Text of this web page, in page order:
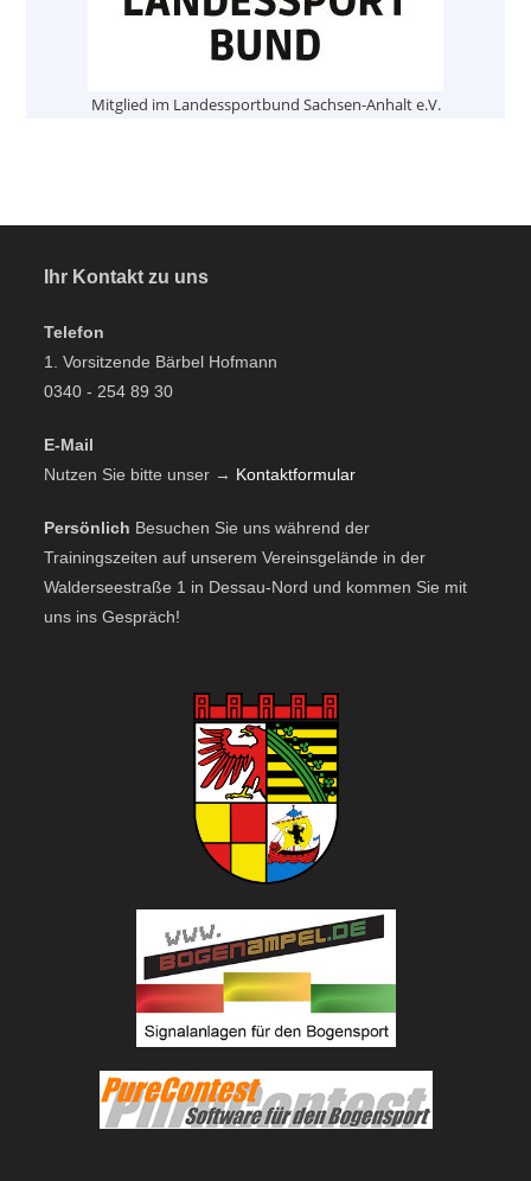
Mitglied im Landessportbund Sachsen-Anhalt e.V.
Ihr Kontakt zu uns
Telefon
1. Vorsitzende Bärbel Hofmann
0340 - 254 89 30
E-Mail
Nutzen Sie bitte unser → Kontaktformular
Persönlich Besuchen Sie uns während der
Trainingszeiten auf unserem Vereinsgelände in der
Walderseestraße 1 in Dessau-Nord und kommen Sie mit
uns ins Gespräch!